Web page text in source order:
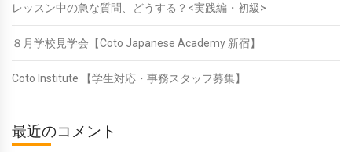
レッスン中の急な質問、どうする？<実践編・初級>
８月学校見学会【Coto Japanese Academy 新宿】
Coto Institute 【学生対応・事務スタッフ募集】
最近のコメント